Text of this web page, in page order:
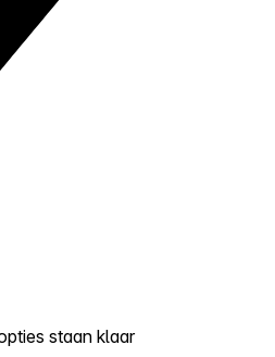
staan klaar